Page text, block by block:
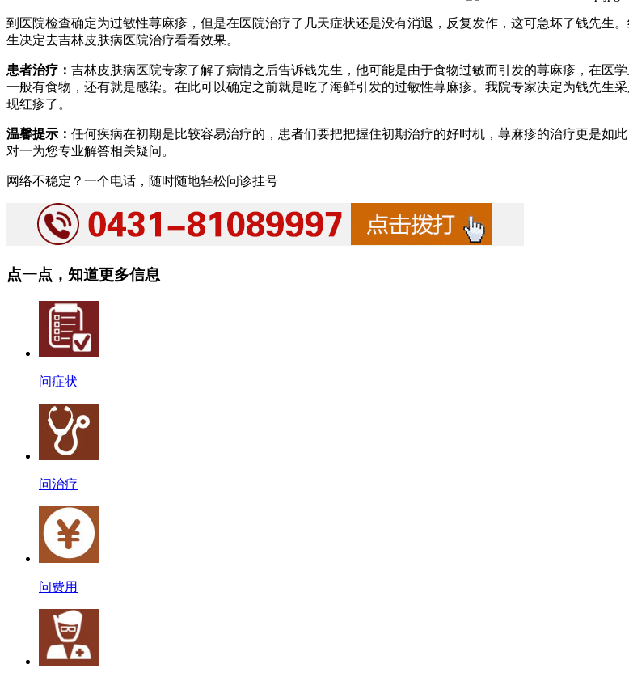
到医院检查确定为过敏性荨麻疹，但是在医院治疗了几天症状还是没有消退，反复发作，这可急坏了钱先生
生决定去吉林皮肤病医院治疗看看效果。
患者治疗： 吉林皮肤病医院专家了解了病情之后告诉钱先生，他可能是由于食物过敏而引发的荨麻疹，在医
一般有食物，还有就是感染。在此可以确定之前就是吃了海鲜引发的过敏性荨麻疹。我院专家决定为钱先生
现红疹了。
温馨提示： 任何疾病在初期是比较容易治疗的，患者们要把把握住初期治疗的好时机，荨麻疹的治疗更是如
对一为您专业解答相关疑问。
网络不稳定？一个电话，随时随地轻松问诊挂号
点一点，知道更多信息
问症状
问治疗
问费用